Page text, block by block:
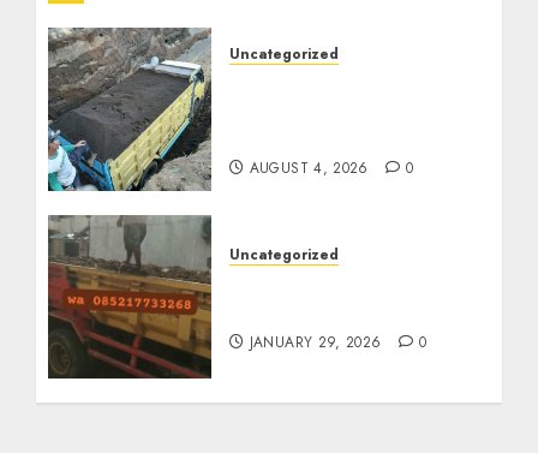
Uncategorized
AUGUST 4, 2026 0
Uncategorized
JANUARY 29, 2026 0